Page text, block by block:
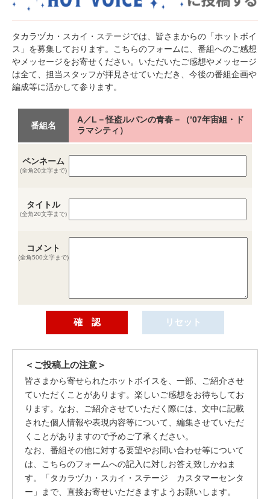
タカラヅカ・スカイ・ステージでは、皆さまからの「ホットボイ
ス」を募集しております。こちらのフォームに、番組へのご感想
やメッセージをお寄せください。いただいたご感想やメッセージ
は全て、担当スタッフが拝見させていただき、今後の番組企画や
編成等に活かして参ります。
番組名
A／L－怪盗ルパンの青春－（’07年宙組・ド
ラマシティ）
ペンネーム
(全角20文字まで)
タイトル
(全角20文字まで)
コメント
(全角500文字まで)
＜ご投稿上の注意＞
皆さまから寄せられたホットボイスを、一部、ご紹介させ
ていただくことがあります。楽しいご感想をお待ちしてお
ります。なお、ご紹介させていただく際には、文中に記載
された個人情報や表現内容等について、編集させていただ
くことがありますので予めご了承ください。
なお、番組その他に対する要望やお問い合わせ等について
は、こちらのフォームへの記入に対しお答え致しかねま
す。「タカラヅカ・スカイ・ステージ カスタマーセンタ
ー」まで、直接お寄せいただきますようお願いします。